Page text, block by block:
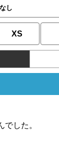
し
XS
した。